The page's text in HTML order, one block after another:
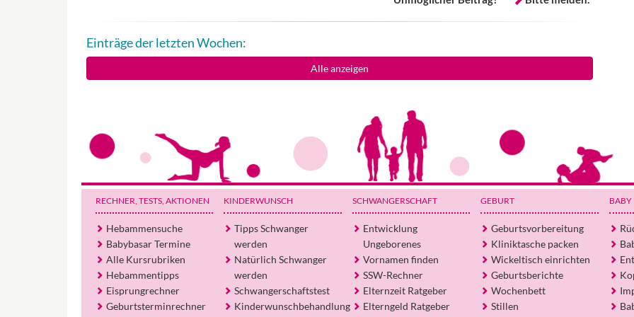
Einträge der letzten Wochen:
Alle anzeigen
RECHNER, TESTS, AKTIONEN
Hebammensuche
Babybasar Termine
Alle Kursrubriken
Hebammentipps
Eisprungrechner
Geburtsterminrechner
KINDERWUNSCH
Tipps Schwanger
werden
Natürlich Schwanger
werden
Schwangerschaftstest
Kinderwunschbehandlung
SCHWANGERSCHAFT
Entwicklung
Ungeborenes
Vornamen finden
SSW-Rechner
Elternzeit Ratgeber
Elterngeld Ratgeber
GEBURT
Geburtsvorbereitung
Kliniktasche packen
Wickeltisch einrichten
Geburtsberichte
Wochenbett
Stillen
BABY